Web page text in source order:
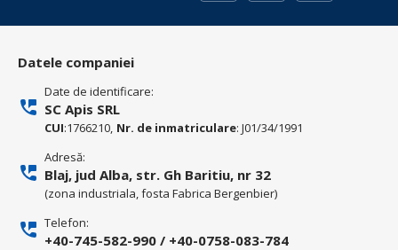
Datele companiei
Date de identificare:
SC Apis SRL
CUI:1766210, Nr. de inmatriculare: J01/34/1991
Adresă:
Blaj, jud Alba, str. Gh Baritiu, nr 32
(zona industriala, fosta Fabrica Bergenbier)
Telefon:
+40-745-582-990 / +40-0758-083-784